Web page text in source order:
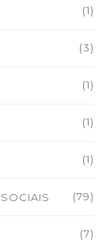
(1)
(3)
(1)
(1)
(1)
(79)
(7)